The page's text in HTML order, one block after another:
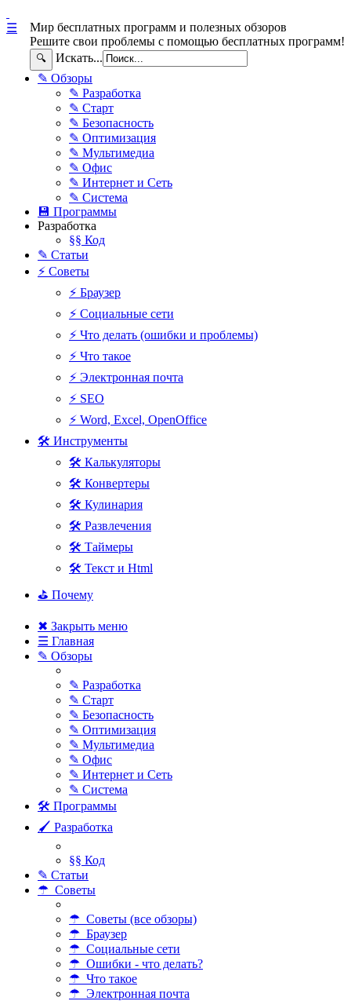
Мир бесплатных программ и полезных обзоров
Решите свои проблемы с помощью бесплатных программ!
🔍 Искать...
☰
✎ Обзоры
✎ Разработка
✎ Старт
✎ Безопасность
✎ Оптимизация
✎ Мультимедиа
✎ Офис
✎ Интернет и Сеть
✎ Система
💾 Программы
Разработка
§§ Код
✎ Статьи
⚡ Советы
⚡ Браузер
⚡ Социальные сети
⚡ Что делать (ошибки и проблемы)
⚡ Что такое
⚡ Электронная почта
⚡ SEO
⚡ Word, Excel, OpenOffice
🛠 Инструменты
🛠 Калькуляторы
🛠 Конвертеры
🛠 Кулинария
🛠 Развлечения
🛠 Таймеры
🛠 Текст и Html
⛳ Почему
✖ Закрыть меню
☰ Главная
✎ Обзоры
✎ Разработка
✎ Старт
✎ Безопасность
✎ Оптимизация
✎ Мультимедиа
✎ Офис
✎ Интернет и Сеть
✎ Система
🛠 Программы
🖌 Разработка
§§ Код
✎ Статьи
☂ Советы
☂ Советы (все обзоры)
☂ Браузер
☂ Социальные сети
☂ Ошибки - что делать?
☂ Что такое
☂ Электронная почта